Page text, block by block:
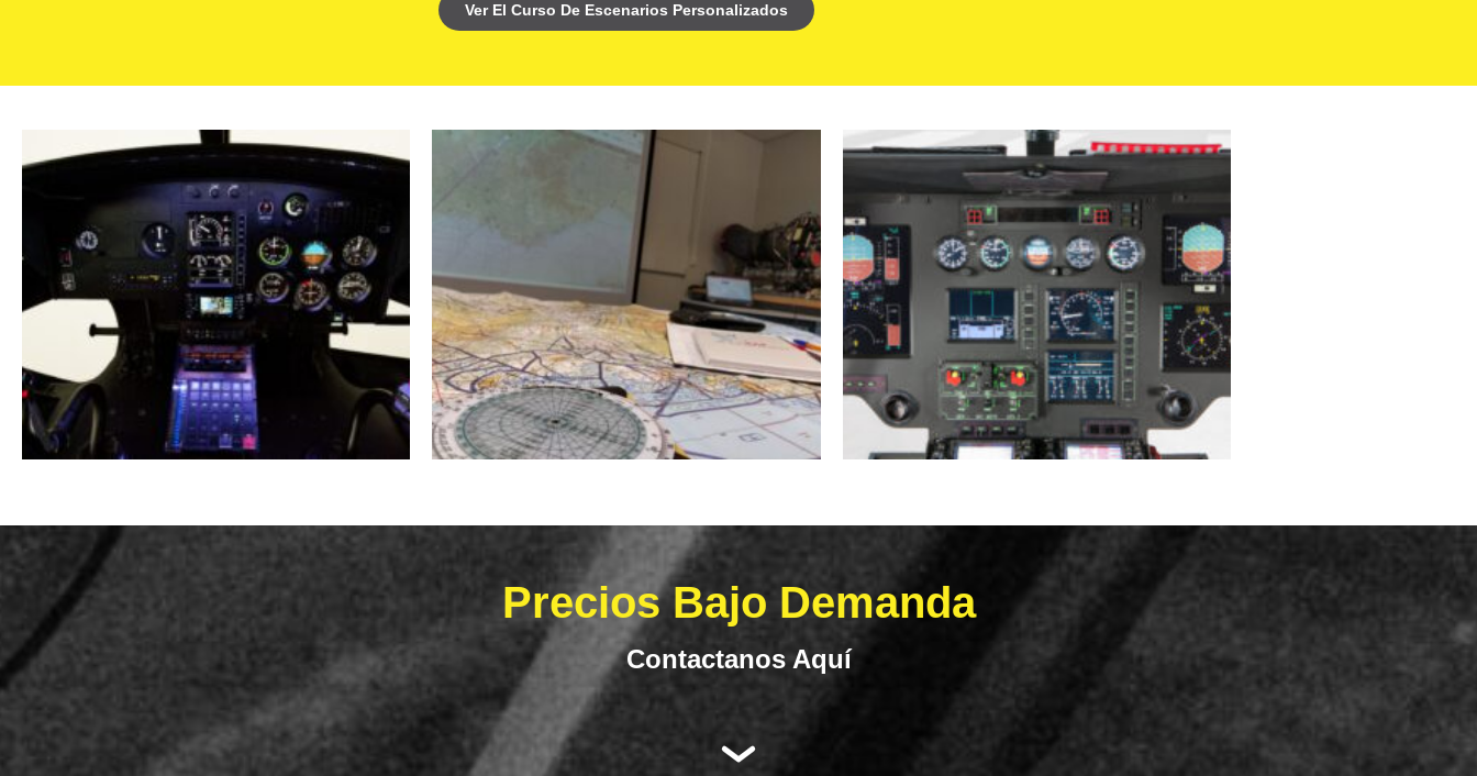
Ver El Curso De Escenarios Personalizados
Precios Bajo Demanda
Contactanos Aquí